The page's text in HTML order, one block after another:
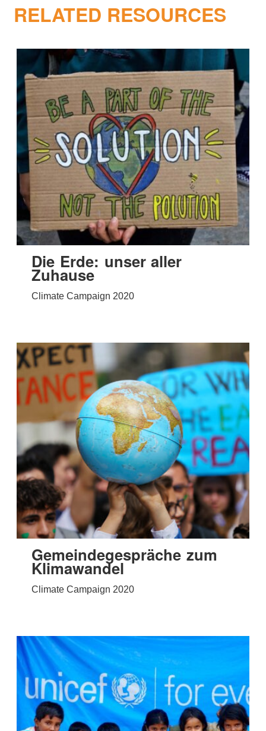
RELATED RESOURCES
Die Erde: unser aller
Zuhause
Climate Campaign 2020
Gemeindegespräche zum
Klimawandel
Climate Campaign 2020